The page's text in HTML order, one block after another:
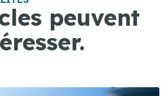
peuvent